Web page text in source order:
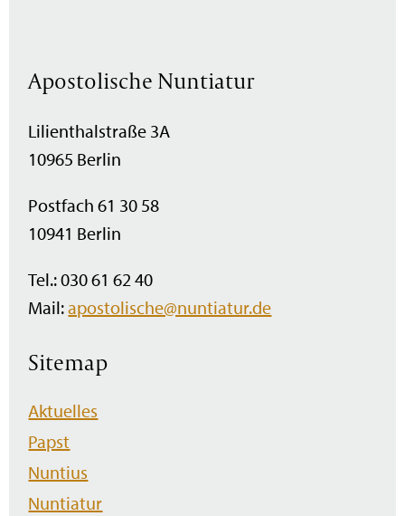
Apostolische Nuntiatur
Lilienthalstraße 3A
10965 Berlin
Postfach 61 30 58
10941 Berlin
Tel.: 030 61 62 40
Mail:apostolische@nuntiatur.de
Sitemap
Navigation
überspringen
Aktuelles
Papst
Nuntius
Nuntiatur